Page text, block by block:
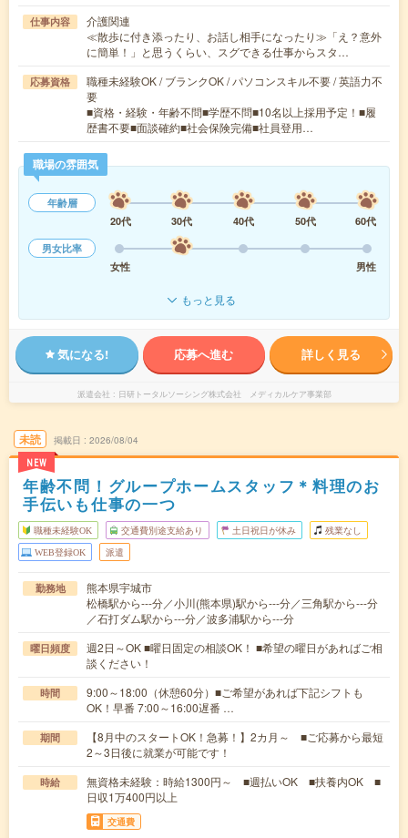
仕事内容
介護関連
≪散歩に付き添ったり、お話し相手になったり≫「え？意外
に簡単！」と思うくらい、スグできる仕事からスタ…
応募資格
職種未経験OK / ブランクOK / パソコンスキル不要 / 英語力不
要
■資格・経験・年齢不問■学歴不問■10名以上採用予定！■履
歴書不要■面談確約■社会保険完備■社員登用…
職場の雰囲気
年齢層
20代
30代 40代 50代
60代
男女比率
女性
男性
もっと見る
気になる! 応募へ進む 詳しく見る
派遣会社 日研トータルソーシング株式会社 メディカルケア事業部
未読
NEW
掲載日 2026/08/04
年齢不問！グループホームスタッフ＊料理のお
手伝いも仕事の一つ
職種未経験OK 交通費別途支給あり 土日祝日が休み 残業なし
WEB登録OK 派遣
勤務地
熊本県宇城市
松橋駅から---分／小川(熊本県)駅から---分／三角駅から---分
／石打ダム駅から---分／波多浦駅から---分
曜日頻度
週2日～OK ■曜日固定の相談OK！ ■希望の曜日があればご相
談ください！
時間
9:00～18:00（休憩60分）■ご希望があれば下記シフトも
OK！早番 7:00～16:00遅番 …
期間
【8月中のスタートOK！急募！】2カ月～ ■ご応募から最短
2～3日後に就業が可能です！
時給
無資格未経験：時給1300円～ ■週払いOK ■扶養内OK ■
日収1万400円以上
交通費